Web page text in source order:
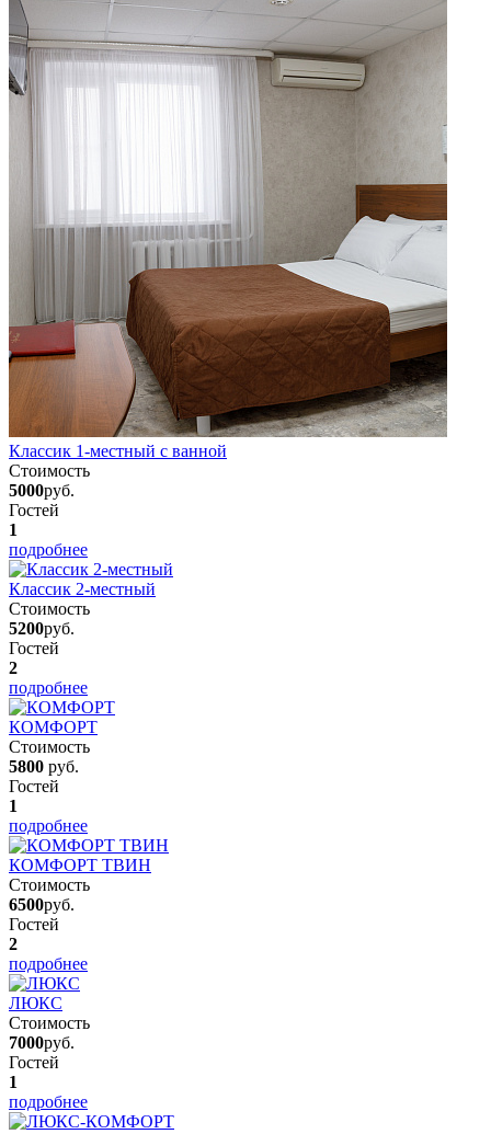
Классик 1-местный с ванной
Стоимость
5000руб.
Гостей
1
подробнее
Классик 2-местный
Стоимость
5200руб.
Гостей
2
подробнее
КОМФОРТ
Стоимость
5800 руб.
Гостей
1
подробнее
КОМФОРТ ТВИН
Стоимость
6500руб.
Гостей
2
подробнее
ЛЮКС
Стоимость
7000руб.
Гостей
1
подробнее